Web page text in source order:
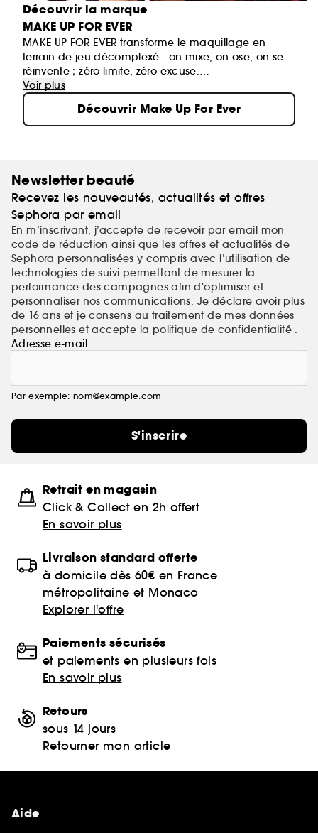
Découvrir la marque
MAKE UP FOR EVER
MAKE UP FOR EVER transforme le maquillage en
terrain de jeu décomplexé : on mixe, on ose, on se
réinvente ; zéro limite, zéro excuse.
Ses formules haute performance suivent le rythme et
subliment toutes les carnations, quoi qu’il arrive.
Voir plus
Découvrir Make Up For Ever
Newsletter beauté
Recevez les nouveautés, actualités et offres
Sephora par email
En m’inscrivant, j’accepte de recevoir par email mon
code de réduction ainsi que les offres et actualités de
Sephora personnalisées y compris avec l’utilisation de
technologies de suivi permettant de mesurer la
performance des campagnes afin d'optimiser et
personnaliser nos communications. Je déclare avoir plus
de 16 ans et je consens au traitement de mes données
personnelleset accepte la politique de confidentialité .
Adresse e-mail
Par exemple: nom@example.com
S'inscrire
Retrait en magasin
Click & Collect en 2h offert
En savoir plus
Livraison standard offerte
à domicile dès 60€ en France
métropolitaine et Monaco
Explorer l'offre
Paiements sécurisés
et paiements en plusieurs fois
En savoir plus
Retours
sous 14 jours
Retourner mon article
Aide